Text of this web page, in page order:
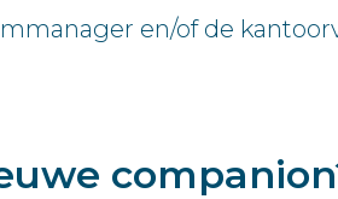
en/of de